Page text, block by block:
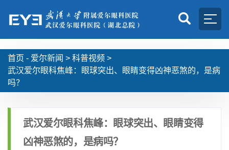
首页 - 爱尔新闻 > 科普视频 >
武汉爱尔眼科焦峰：眼球突出、眼睛变得凶神恶煞的，是病
吗？
武汉爱尔眼科焦峰：眼球突出、眼睛变得
凶神恶煞的，是病吗？